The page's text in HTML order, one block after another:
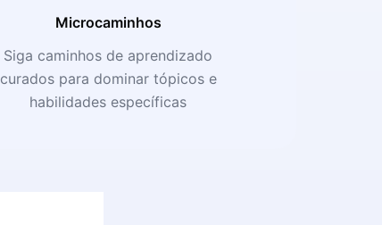
Microcaminhos
Siga caminhos de aprendizado
curados para dominar tópicos e
habilidades específicas